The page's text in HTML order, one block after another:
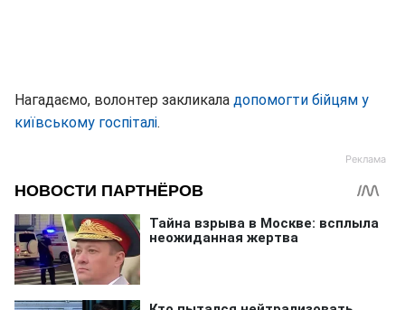
Нагадаємо, волонтер закликала допомогти бійцям у
київському госпіталі.